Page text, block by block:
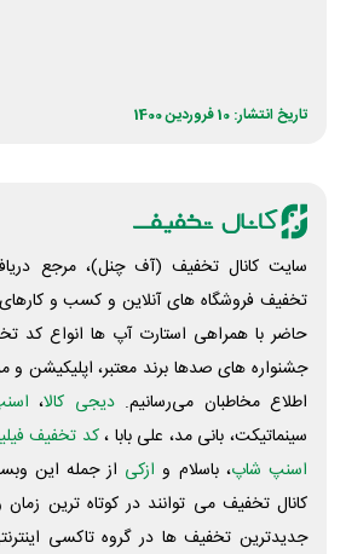
تاریخ انتشار: 10 فروردین 1400
سایت کانال تخفیف (آف چنل)، مرجع
تخفیف فروشگاه های آنلاین و کسب و‌
حاضر با همراهی استارت آپ ها انواع کد
جشنواره های صدها برند معتبر، اپلیکیشن و
اطلاع مخاطبان می‌رسانیم. دیجی کالا،
سینماتیکت، بانی مد، علی‌ بابا ،کد تخفیف
اسنپ شاپ، باسلام و ازکی از جمله این
کانال تخفیف می توانند در کوتاه ترین
جدیدترین تخفیف ها در گروه تاکسی